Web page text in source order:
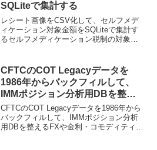
SQLiteで集計する
レシート画像をCSV化して、セルフメデ
ィケーション対象金額をSQLiteで集計す
るセルフメディケーション税制の対象商
で撮影したレシート画像です。Geminiア
プリなどで...
CFTCのCOT Legacyデータを
1986年からバックフィルして、
IMMポジション分析用DBを整え
る
CFTCのCOT Legacyデータを1986年から
バックフィルして、IMMポジション分析
用DBを整えるFXや金利・コモディティの